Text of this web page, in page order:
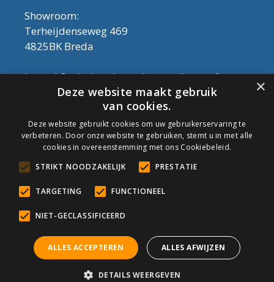
Showroom:
Terheijdenseweg 469
4825BK Breda
Let op! Onderhoudsproducten zijn nu af te
halen in de showroom. Er kan alleen met
contant geld betaald worden, dus geen pin.
Tel: 076-3030554
Email: info@onderhoudshop.nl
KVK: 59667419
Algemene Voorwaarden
Copyright © 2019 Onderhoud Shop
© Onderhoudshop.nl - Onderdeel van: Van den Heuvel & Van
Duuren
×
Deze website maakt gebruik
van cookies.
Deze website gebruikt cookies om uw gebruikerservaring te
verbeteren. Door onze website te gebruiken, stemt u in met alle
cookies in overeenstemming met ons Cookiebeleid.
STRIKT NOODZAKELIJK
PRESTATIE
TARGETING FUNCTIONEEL
NIET-GECLASSIFICEERD
ALLES ACCEPTEREN ALLES AFWIJZEN
DETAILS WEERGEVEN